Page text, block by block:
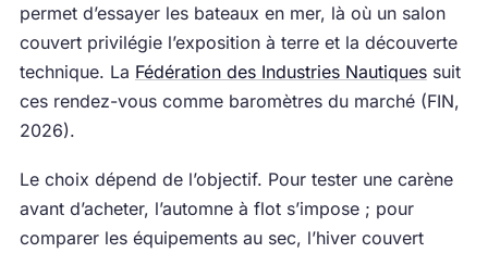
permet d’essayer les bateaux en mer, là où un salon
couvert privilégie l’exposition à terre et la découverte
technique. La Fédération des Industries Nautiquessuit
ces rendez-vous comme baromètres du marché (FIN,
2026).
Le choix dépend de l’objectif. Pour tester une carène
avant d’acheter, l’automne à flot s’impose ; pour
comparer les équipements au sec, l’hiver couvert